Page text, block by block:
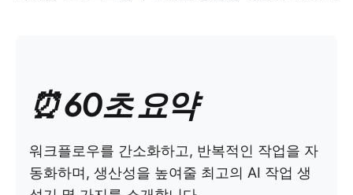
⏰ 60초 요약
워크플로우를 간소화하고, 반복적인 작업을 자
동화하며, 생산성을 높여줄 최고의 AI 작업 생